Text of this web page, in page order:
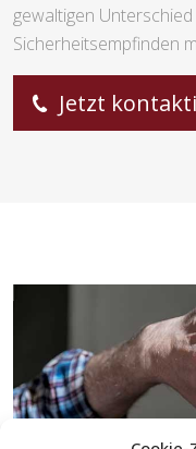
gewaltigen
Sicherheitsempfinden
Jetzt